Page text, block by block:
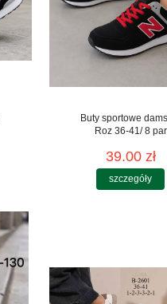
Buty sportowe
Roz 36-41/ 8 par
39.00 zł
szczegóły